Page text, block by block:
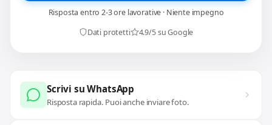
Risposta entro 2-3 ore lavorative · Niente impegno
Dati protetti
4.9/5 su Google
Scrivi su WhatsApp
Risposta rapida. Puoi anche inviare foto.